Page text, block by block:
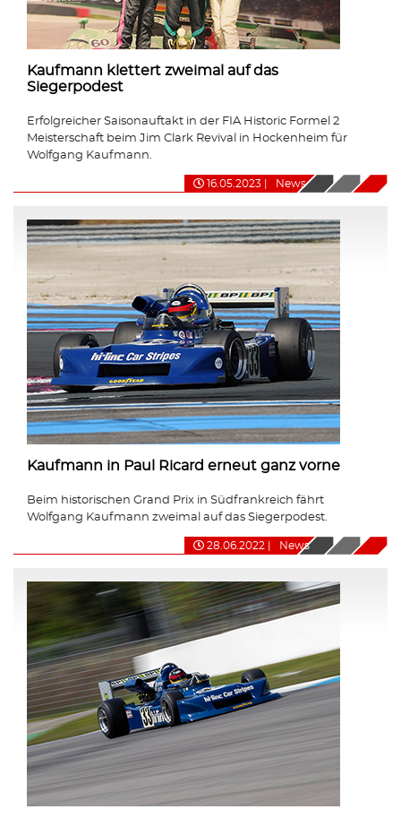
Kaufmann klettert zweimal auf das
Siegerpodest
Erfolgreicher Saisonauftakt in der FIA Historic Formel 2
Meisterschaft beim Jim Clark Revival in Hockenheim für
Wolfgang Kaufmann.
16.05.2023 News
Kaufmann in Paul Ricard erneut ganz vorne
Beim historischen Grand Prix in Südfrankreich fährt
Wolfgang Kaufmann zweimal auf das Siegerpodest.
28.06.2022 News